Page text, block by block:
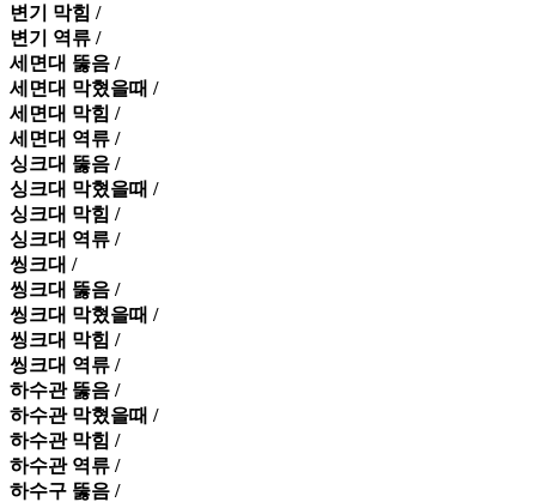
변기 막힘 /
변기 역류 /
세면대 뚫음 /
세면대 막혔을때 /
세면대 막힘 /
세면대 역류 /
싱크대 뚫음 /
싱크대 막혔을때 /
싱크대 막힘 /
싱크대 역류 /
씽크대 /
씽크대 뚫음 /
씽크대 막혔을때 /
씽크대 막힘 /
씽크대 역류 /
하수관 뚫음 /
하수관 막혔을때 /
하수관 막힘 /
하수관 역류 /
하수구 뚫음 /